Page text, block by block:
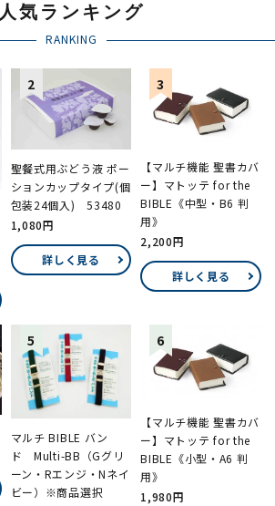
人気ランキング
RANKING
聖餐式用ぶどう液 ポー
ションカップタイプ(個
包装24個入) 53480
1,080円
詳しく見る
【マルチ機能 聖書カバ
ー】マトッテ for the
BIBLE《中型・B6 判
用》
2,200円
詳しく見る
マルチ BIBLE バン
ド Multi-BB（Gグリ
ーン・Rエンジ・Nネイ
ビー）※商品選択
【マルチ機能 聖書カバ
ー】マトッテ for the
BIBLE《小型・A6 判
用》
1,980円